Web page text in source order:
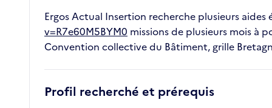
Ergos Actual Insertion recherche plusieurs
v=R7e60M5BYM0 missions de plusieurs mois à
Convention collective du Bâtiment, grille
Profil recherché et prérequis